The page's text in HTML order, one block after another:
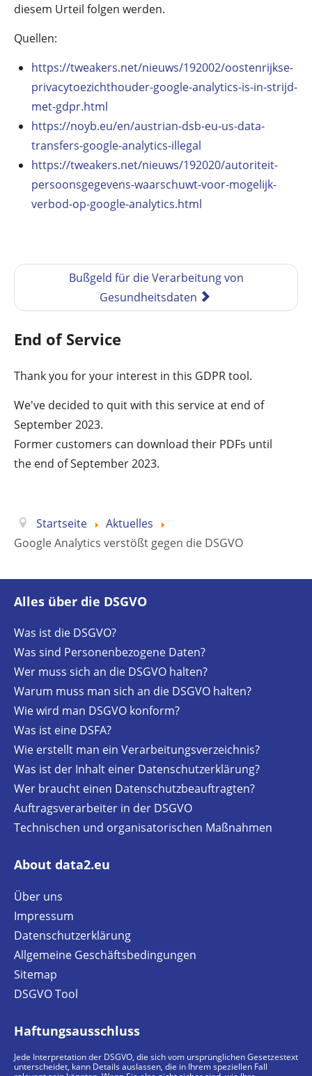
diesem Urteil folgen werden.
Quellen:
https://tweakers.net/nieuws/192002/oostenrijkse-
privacytoezichthouder-google-analytics-is-in-strijd-
met-gdpr.html
https://noyb.eu/en/austrian-dsb-eu-us-data-
transfers-google-analytics-illegal
https://tweakers.net/nieuws/192020/autoriteit-
persoonsgegevens-waarschuwt-voor-mogelijk-
verbod-op-google-analytics.html
Bußgeld für die Verarbeitung von
Gesundheitsdaten
End of Service
Thank you for your interest in this GDPR tool.
We've decided to quit with this service at end of
September 2023.
Former customers can download their PDFs until
the end of September 2023.
Startseite
Aktuelles
Google Analytics verstößt gegen die DSGVO
Alles über die DSGVO
Was ist die DSGVO?
Was sind Personenbezogene Daten?
Wer muss sich an die DSGVO halten?
Warum muss man sich an die DSGVO halten?
Wie wird man DSGVO konform?
Was ist eine DSFA?
Wie erstellt man ein Verarbeitungsverzeichnis?
Was ist der Inhalt einer Datenschutzerklärung?
Wer braucht einen Datenschutzbeauftragten?
Auftragsverarbeiter in der DSGVO
Technischen und organisatorischen Maßnahmen
About data2.eu
Über uns
Impressum
Datenschutzerklärung
Allgemeine Geschäftsbedingungen
Sitemap
DSGVO Tool
Haftungsausschluss
Jede Interpretation der DSGVO, die sich vom ursprünglichen Gesetzestext
unterscheidet, kann Details auslassen, die in Ihrem speziellen Fall